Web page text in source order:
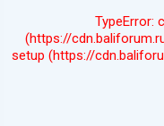
TypeError:
(https://
setup (https://